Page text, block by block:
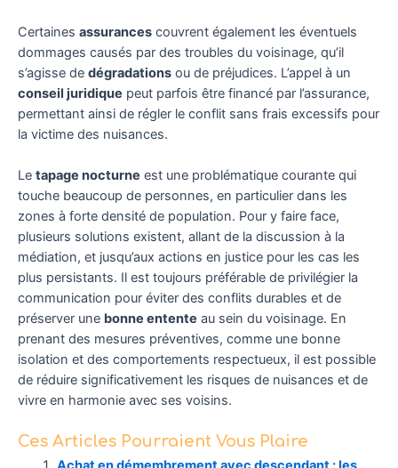
Certaines assurances couvrent également les éventuels
dommages causés par des troubles du voisinage, qu’il
s’agisse de dégradations ou de préjudices. L’appel à un
conseil juridique peut parfois être financé par l’assurance,
permettant ainsi de régler le conflit sans frais excessifs pour
la victime des nuisances.
Le tapage nocturne est une problématique courante qui
touche beaucoup de personnes, en particulier dans les
zones à forte densité de population. Pour y faire face,
plusieurs solutions existent, allant de la discussion à la
médiation, et jusqu’aux actions en justice pour les cas les
plus persistants. Il est toujours préférable de privilégier la
communication pour éviter des conflits durables et de
préserver une bonne entente au sein du voisinage. En
prenant des mesures préventives, comme une bonne
isolation et des comportements respectueux, il est possible
de réduire significativement les risques de nuisances et de
vivre en harmonie avec ses voisins.
Ces Articles Pourraient Vous Plaire